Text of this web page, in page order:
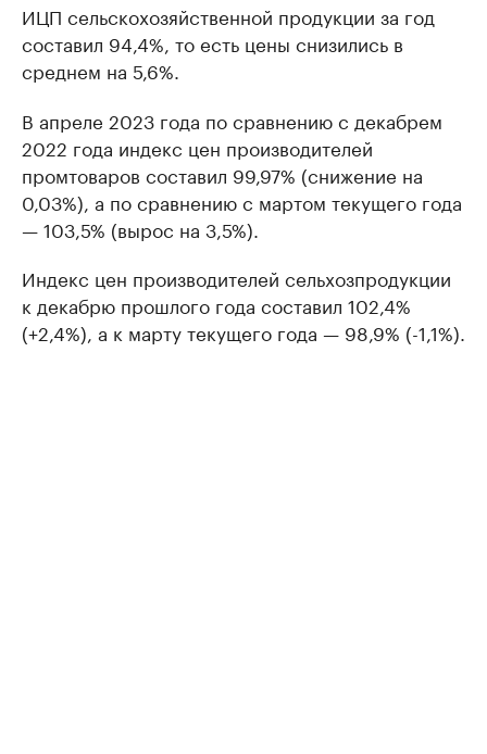
ИЦП сельскохозяйственной продукции за год
составил 94,4%, то есть цены снизились в
среднем на 5,6%.
В апреле 2023 года по сравнению с декабрем
2022 года индекс цен производителей
промтоваров составил 99,97% (снижение на
0,03%), а по сравнению с мартом текущего года
— 103,5% (вырос на 3,5%).
Индекс цен производителей сельхозпродукции
к декабрю прошлого года составил 102,4%
(+2,4%), а к марту текущего года — 98,9% (-1,1%).